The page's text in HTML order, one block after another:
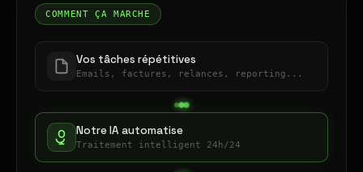
COMMENT ÇA MARCHE
Vos tâches répétitives
Emails, factures, relances, reporting...
Notre IA automatise
Traitement intelligent 24h/24